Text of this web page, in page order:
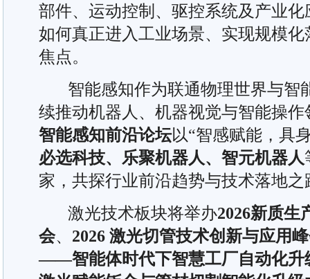
部件、运动控制、驱控系统及产业
如何真正进入工业场景、实现规模
焦点。
智能感知作为联通物理世界与智
续推动机器人、机器视觉与智能操
智能感知前沿论坛以“智感赋能，具
必选科技、乐聚机器人、智元机器人
家，共探行业前沿趋势与技术落地之
激光技术板块将举办2026新质生
会、 2026 激光切管技术创新与应用
——智能体时代下智慧工厂自动化